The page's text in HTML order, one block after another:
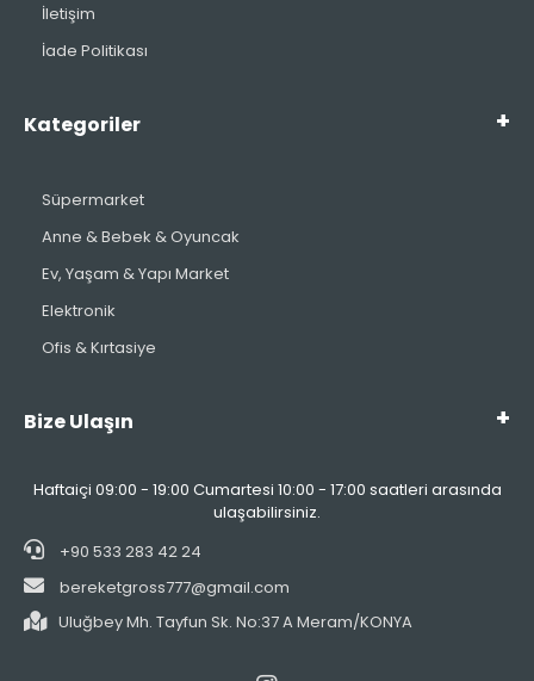
İletişim
İade Politikası
Kategoriler
Süpermarket
Anne & Bebek & Oyuncak
Ev, Yaşam & Yapı Market
Elektronik
Ofis & Kırtasiye
Bize Ulaşın
Haftaiçi 09:00 - 19:00 Cumartesi 10:00 - 17:00 saatleri arasında
ulaşabilirsiniz.
+90 533 283 42 24
bereketgross777@gmail.com
Uluğbey Mh. Tayfun Sk. No:37 A Meram/KONYA